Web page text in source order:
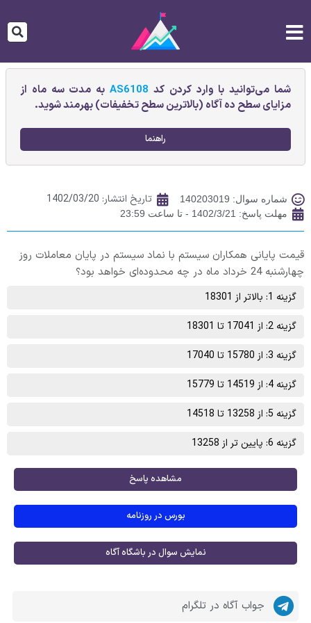
شما می‌توانید با وارد کردن کد AS6108به مدت سه ماه از
مزایای سطح ده آگاه (بالاترین سطح تخفیفات) بهرمند شوید.
راهنما
شماره سوال: 140203019 تاریخ انتشار: 1402/03/20
مهلت پاسخ: 1402/3/21 - تا ساعت 23:59
قیمت پایانی همكاران سيستم با نماد سیستم در پایان معاملات روز
چهارشنبه 24 خرداد ماه در چه محدوده‌ای خواهد بود؟
گزینه 1: بالاتر از 18301
گزینه 2: از 17041 تا 18301
گزینه 3: از 15780 تا 17040
گزینه 4: از 14519 تا 15779
گزینه 5: از 13258 تا 14518
گزینه 6: پایین تر از 13258
مشاهده پاسخ
بورس در روزنامه
نمایش سوال در باشگاه آگاه
جواب آگاه در تلگرام